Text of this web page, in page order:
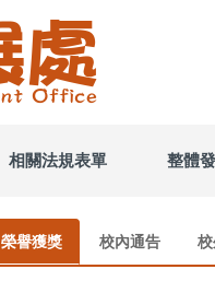
相關法規表單 整體
榮譽獲獎 校內通告